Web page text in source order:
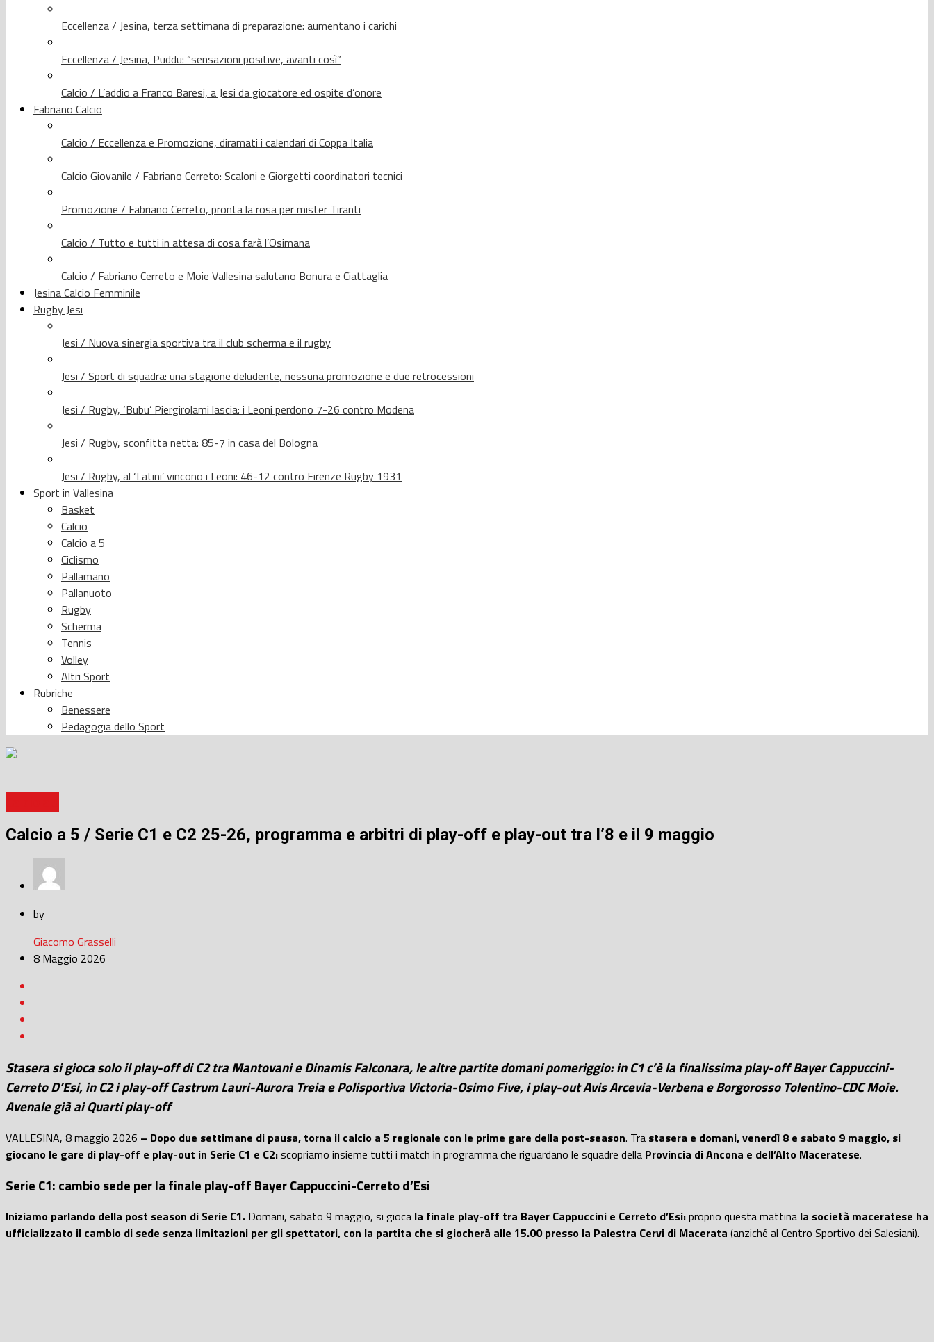
Eccellenza / Jesina, terza settimana di preparazione: aumentano i carichi
Eccellenza / Jesina, Puddu: “sensazioni positive, avanti così”
Calcio / L’addio a Franco Baresi, a Jesi da giocatore ed ospite d’onore
Fabriano Calcio
Calcio / Eccellenza e Promozione, diramati i calendari di Coppa Italia
Calcio Giovanile / Fabriano Cerreto: Scaloni e Giorgetti coordinatori tecnici
Promozione / Fabriano Cerreto, pronta la rosa per mister Tiranti
Calcio / Tutto e tutti in attesa di cosa farà l’Osimana
Calcio / Fabriano Cerreto e Moie Vallesina salutano Bonura e Ciattaglia
Jesina Calcio Femminile
Rugby Jesi
Jesi / Nuova sinergia sportiva tra il club scherma e il rugby
Jesi / Sport di squadra: una stagione deludente, nessuna promozione e due retrocessioni
Jesi / Rugby, ‘Bubu’ Piergirolami lascia: i Leoni perdono 7-26 contro Modena
Jesi / Rugby, sconfitta netta: 85-7 in casa del Bologna
Jesi / Rugby, al ‘Latini’ vincono i Leoni: 46-12 contro Firenze Rugby 1931
Sport in Vallesina
Basket
Calcio
Calcio a 5
Ciclismo
Pallamano
Pallanuoto
Rugby
Scherma
Tennis
Volley
Altri Sport
Rubriche
Benessere
Pedagogia dello Sport
Calcio a 5 / Serie C1 e C2 25-26, programma e arbitri di play-off e play-out tra l’8 e il 9 maggio
by
Giacomo Grasselli
8 Maggio 2026
Stasera si gioca solo il play-off di C2 tra Mantovani e Dinamis Falconara, le altre partite domani pomeriggio: in C1 c’è la finalissima play-off Bayer Cappuccini-
Cerreto D’Esi, in C2 i play-off Castrum Lauri-Aurora Treia e Polisportiva Victoria-Osimo Five, i play-out Avis Arcevia-Verbena e Borgorosso Tolentino-CDC Moie.
Avenale già ai Quarti play-off
VALLESINA, 8 maggio 2026 – Dopo due settimane di pausa, torna il calcio a 5 regionale con le prime gare della post-season. Tra stasera e domani, venerdì 8 e sabato 9 maggio, si
giocano le gare di play-off e play-out in Serie C1 e C2:scopriamo insieme tutti i match in programma che riguardano le squadre della Provincia di Ancona e dell’Alto Maceratese.
Serie C1: cambio sede per la finale play-off Bayer Cappuccini-Cerreto d’Esi
Iniziamo parlando della post season di Serie C1. Domani, sabato 9 maggio, si gioca la finale play-off tra Bayer Cappuccini e Cerreto d’Esi:proprio questa mattina la società maceratese ha
ufficializzato il cambio di sede senza limitazioni per gli spettatori, con la partita che si giocherà alle 15.00 presso la Palestra Cervi di Macerata (anziché al Centro Sportivo dei Salesiani).